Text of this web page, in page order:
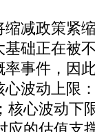
减政策紧
础正在被
事件，因
波动上限
核心波动下